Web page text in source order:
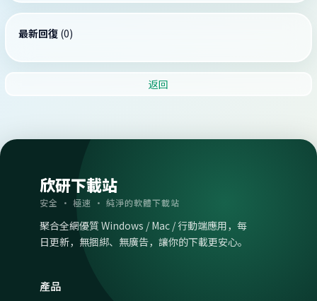
最新回復 (0)
返回
欣研下載站
安全 · 極速 · 純淨的軟體下載站
聚合全網優質 Windows / Mac / 行動端應用，每
日更新，無捆綁、無廣告，讓你的下載更安心。
產品